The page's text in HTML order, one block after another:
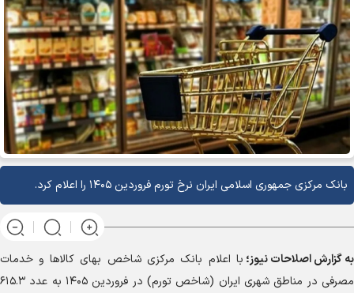
بانک مرکزی جمهوری اسلامی ایران نرخ تورم فروردین ۱۴۰۵ را اعلام کرد.
به گزارشاصلاحات نیوز؛ با اعلام بانک مرکزی شاخص بهای کالا‌ها و خدمات
مصرفی در مناطق شهری ایران (شاخص تورم) در فروردین ۱۴۰۵ به عدد ۶۱۵.۳